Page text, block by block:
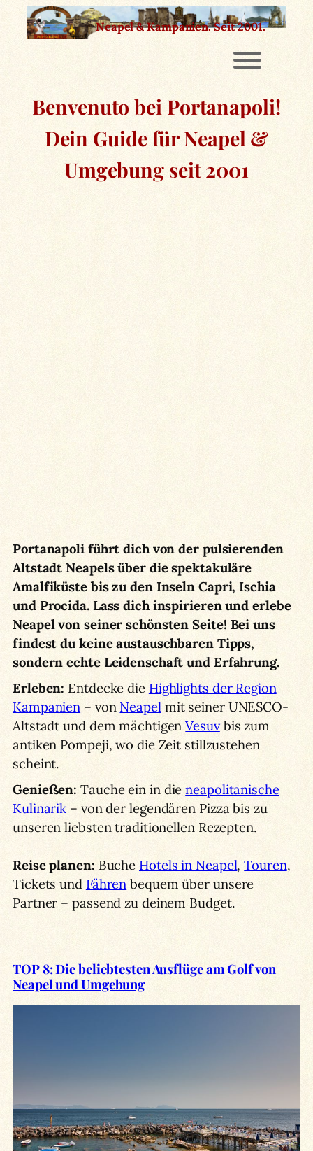
Zum
Inhalt
Neapel & Kampanien.Seit 2001.
Benvenuto bei Portanapoli!
Dein Guide für Neapel &
Umgebung seit 2001
Portanapoli führt dich von der pulsierenden
Altstadt Neapels über die spektakuläre
Amalfiküste bis zu den Inseln Capri, Ischia
und Procida. Lass dich inspirieren und erlebe
Neapel von seiner schönsten Seite! Bei uns
findest du keine austauschbaren Tipps,
sondern echte Leidenschaft und Erfahrung.
Erleben: Entdecke die Highlights der Region
Kampanien – von Neapel mit seiner UNESCO-
Altstadt und dem mächtigenVesuvbis zum
antiken Pompeji, wo die Zeit stillzustehen
scheint.
Genießen: Tauche ein in dieneapolitanische
Kulinarik – von der legendären Pizza bis zu
unseren liebsten traditionellen Rezepten.
Reise planen: Buche Hotels in Neapel,Touren,
Tickets und Fähren bequem über unsere
Partner – passend zu deinem Budget.
TOP 8: Die beliebtesten Ausflüge am Golf von
Neapel und Umgebung